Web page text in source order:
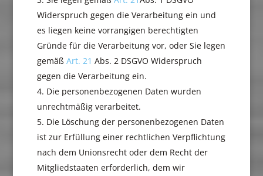
Widerspruch gegen die Verarbeitung ein und
es liegen keine vorrangigen berechtigten
Gründe für die Verarbeitung vor, oder Sie legen
gemäß Art. 21 Abs. 2 DSGVO Widerspruch
gegen die Verarbeitung ein.
Die personenbezogenen Daten wurden
unrechtmäßig verarbeitet.
Die Löschung der personenbezogenen Daten
ist zur Erfüllung einer rechtlichen Verpflichtung
nach dem Unionsrecht oder dem Recht der
Mitgliedstaaten erforderlich, dem wir